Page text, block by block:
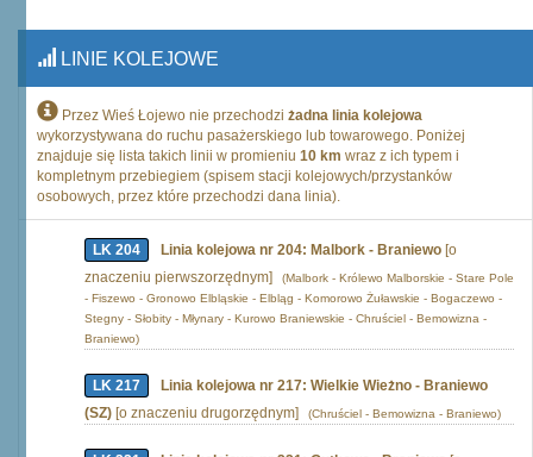
LINIE KOLEJOWE
Przez Wieś Łojewo nie przechodzi żadna linia kolejowa
wykorzystywana do ruchu pasażerskiego lub towarowego. Poniżej
znajduje się lista takich linii w promieniu 10 km wraz z ich typem i
kompletnym przebiegiem (spisem stacji kolejowych/przystanków
osobowych, przez które przechodzi dana linia).
LK 204 Linia kolejowa nr 204: Malbork - Braniewo [o
znaczeniu pierwszorzędnym]
(Malbork - Królewo Malborskie - Stare Pole
- Fiszewo - Gronowo Elbląskie - Elbląg - Komorowo Żuławskie - Bogaczewo -
Stegny - Słobity - Młynary - Kurowo Braniewskie - Chruściel - Bemowizna -
Braniewo)
LK 217
Linia kolejowa nr 217: Wielkie Wieżno - Braniewo
(SZ) [o znaczeniu drugorzędnym] (Chruściel - Bemowizna - Braniewo)